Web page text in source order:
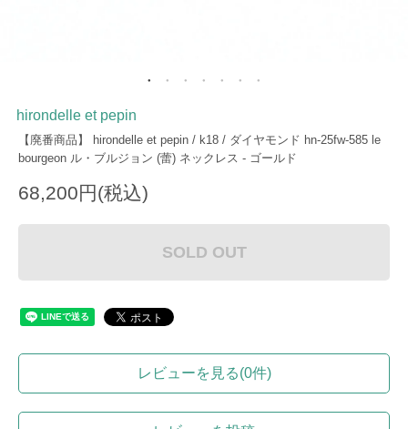
hirondelle et pepin
【廃番商品】 hirondelle et pepin / k18 / ダイヤモンド hn-25fw-585 le
bourgeon ル・ブルジョン (蕾) ネックレス - ゴールド
68,200円(税込)
SOLD OUT
レビューを見る(0件)